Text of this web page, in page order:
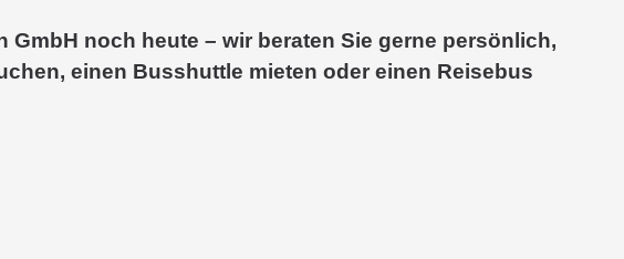
GmbH noch heute – wir beraten Sie gerne persönlich,
einen Busshuttle mieten oder einen Reisebus